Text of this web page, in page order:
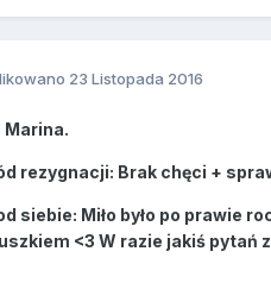
23 Listopada 2016
Marina.
rezygnacji: Brak chęci +
siebie: Miło było po prawie
<3 W razie jakiś pytań